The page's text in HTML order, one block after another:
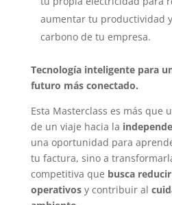
aumentar tu productividad
carbono de tu empresa.
Tecnología inteligente para
futuro más conectado.
Esta Masterclass es más que
de un viaje hacia la
una oportunidad para
tu factura, sino a
competitiva que busca
operativosy contribuir al